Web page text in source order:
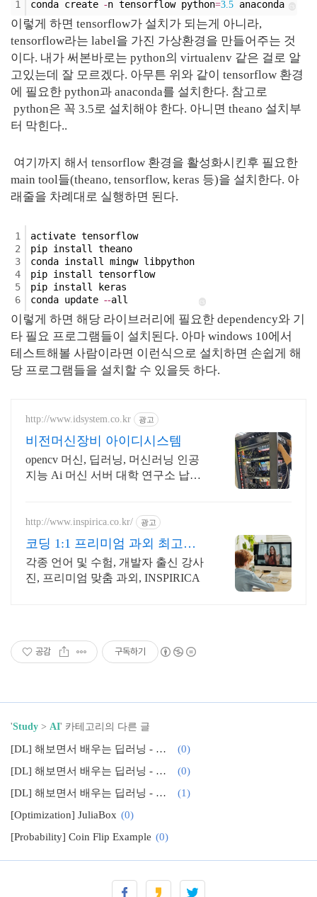
1 conda create -n tensorflow python=3. 5 anaconda
이렇게 하면 tensorflow가 설치가 되는게 아니라,
tensorflow라는 label을 가진 가상환경을 만들어주는 것
이다. 내가 써본바로는 python의 virtualenv 같은 걸로 알
고있는데 잘 모르겠다. 아무튼 위와 같이 tensorflow 환경
에 필요한 python과 anaconda를 설치한다. 참고로
python은 꼭 3.5로 설치해야 한다. 아니면 theano 설치부
터 막힌다..
여기까지 해서 tensorflow 환경을 활성화시킨후 필요한
main tool들(theano, tensorflow, keras 등)을 설치한다. 아
래줄을 차례대로 실행하면 된다.
1
2
3
4
5
6
activate tensorflow
pip install theano
conda install mingw libpython
pip install tensorflow
pip install keras
conda update --all
이렇게 하면 해당 라이브러리에 필요한 dependency와 기
타 필요 프로그램들이 설치된다. 아마 windows 10에서
테스트해볼 사람이라면 이런식으로 설치하면 손쉽게 해
당 프로그램들을 설치할 수 있을듯 하다.
http://www.idsystem.co.kr 광고
비전머신장비 아이디시스템
opencv 머신, 딥러닝, 머신러닝 인공
지능 Ai 머신 서버 대학 연구소 납품
http://www.inspirica.co.kr/ 광고
코딩 1:1 프리미엄 과외 최고의
선생님들과 함께
각종 언어 및 수험, 개발자 출신 강사
진, 프리미엄 맞춤 과외, INSPIRICA
공감 구독하기
'Study > AI' 카테고리의 다른 글
[DL] 해보면서 배우는 딥러닝 - ANN 구현 (3)
(0)
[DL] 해보면서 배우는 딥러닝 - ANN 구현 (2)
(0)
[DL] 해보면서 배우는 딥러닝 - ANN 구현 (1)
(1)
[Optimization] JuliaBox (0)
[Probability] Coin Flip Example (0)
[Probability] Dice Example (0)
[Probability] Outcome과 event (0)